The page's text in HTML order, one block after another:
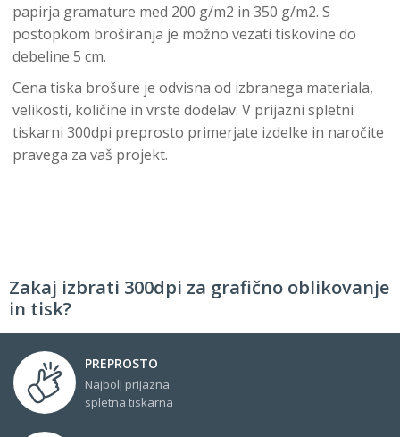
papirja gramature med 200 g/m2 in 350 g/m2. S
postopkom broširanja je možno vezati tiskovine do
debeline 5 cm.
Cena tiska brošure je odvisna od izbranega materiala,
velikosti, količine in vrste dodelav. V prijazni spletni
tiskarni 300dpi preprosto primerjate izdelke in naročite
pravega za vaš projekt.
Zakaj izbrati 300dpi za grafično oblikovanje
in tisk?
PREPROSTO
Najbolj prijazna
spletna tiskarna